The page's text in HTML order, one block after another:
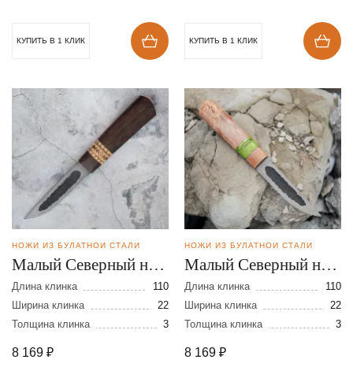
КУПИТЬ В 1 КЛИК КУПИТЬ В 1 КЛИК
НОЖИ ИЗ БУЛАТНОЙ СТАЛИ
Малый Северный нож
из булатной стали
Длина клинка
110
Ширина клинка
22
Толщина клинка
3
8 169 ₽
НОЖИ ИЗ БУЛАТНОЙ СТАЛИ
Малый Северный нож
из булатной стали
Длина клинка
110
Ширина клинка
22
Толщина клинка
3
8 169 ₽